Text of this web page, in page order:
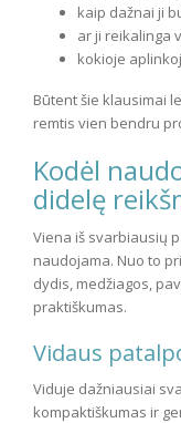
kaip dažnai ji
ar ji reikalinga
kokioje
Būtent šie klausimai
remtis vien bendru
Kodėl
didelę
Viena iš svarbiausių
naudojama. Nuo to
dydis, medžiagos,
praktiškumas.
Vidaus
Viduje dažniausiai
kompaktiškumas ir